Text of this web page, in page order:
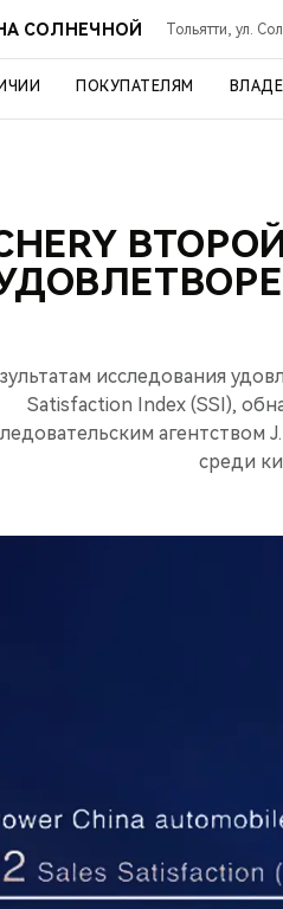
СОЛНЕЧНОЙ Тольятти, ул.
ПОКУПАТЕЛЯМ
исследования
Satisfaction Index (SSI),
агентством
среди